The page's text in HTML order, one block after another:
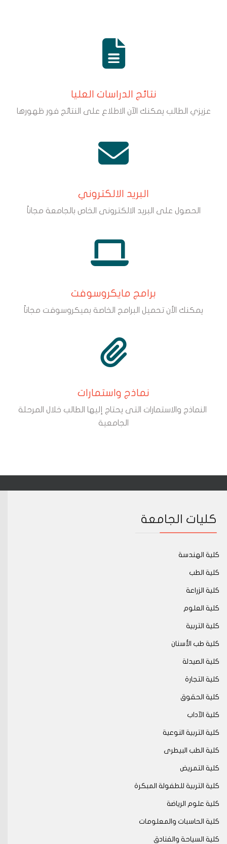
نتائج الدراسات العليا
عزيزي الطالب يمكنك الآن الاطلاع على النتائج فور ظهورها
البريد الالكتروني
الحصول على البريد الالكترونى الخاص بالجامعة مجاناً
برامج مايكروسوفت
يمكنك الأن تحميل البرامج الخاصة بميكروسوفت مجاناً
نماذج واستمارات
النماذج والاستمارات التى يحتاج إليها الطالب خلال المرحلة
الجامعية
كليات الجامعة
كلية الهندسة
كلية الطب
كلية الزراعة
كلية العلوم
كلية التربية
كلية طب الأسنان
كلية الصيدلة
كلية التجارة
كلية الحقوق
كلية الآداب
كلية التربية النوعية
كلية الطب البيطرى
كلية التمريض
كلية التربية للطفولة المبكرة
كلية علوم الرياضة
كلية الحاسبات والمعلومات
كلية السياحة والفنادق